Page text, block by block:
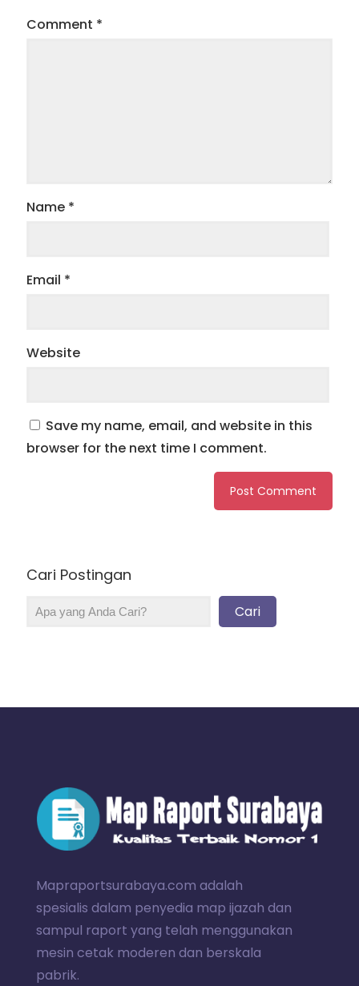
Comment *
Name *
Email *
Website
Save my name, email, and website in this
browser for the next time I comment.
Cari Postingan
Cari
Mapraportsurabaya.com adalah
spesialis dalam penyedia map ijazah dan
sampul raport yang telah menggunakan
mesin cetak moderen dan berskala
pabrik.